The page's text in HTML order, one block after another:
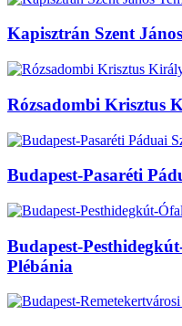
Kapisztrán Szent
Rózsadombi Krisztus
Budapest-Pasaréti
Budapest-
Plébánia